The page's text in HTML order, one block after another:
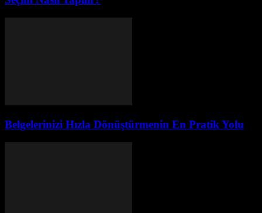
Belgelerinizi Hızla Dönüştürmenin En Pratik Yolu